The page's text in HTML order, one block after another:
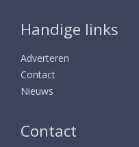
Handige links
Adverteren
Contact
Nieuws
Contact